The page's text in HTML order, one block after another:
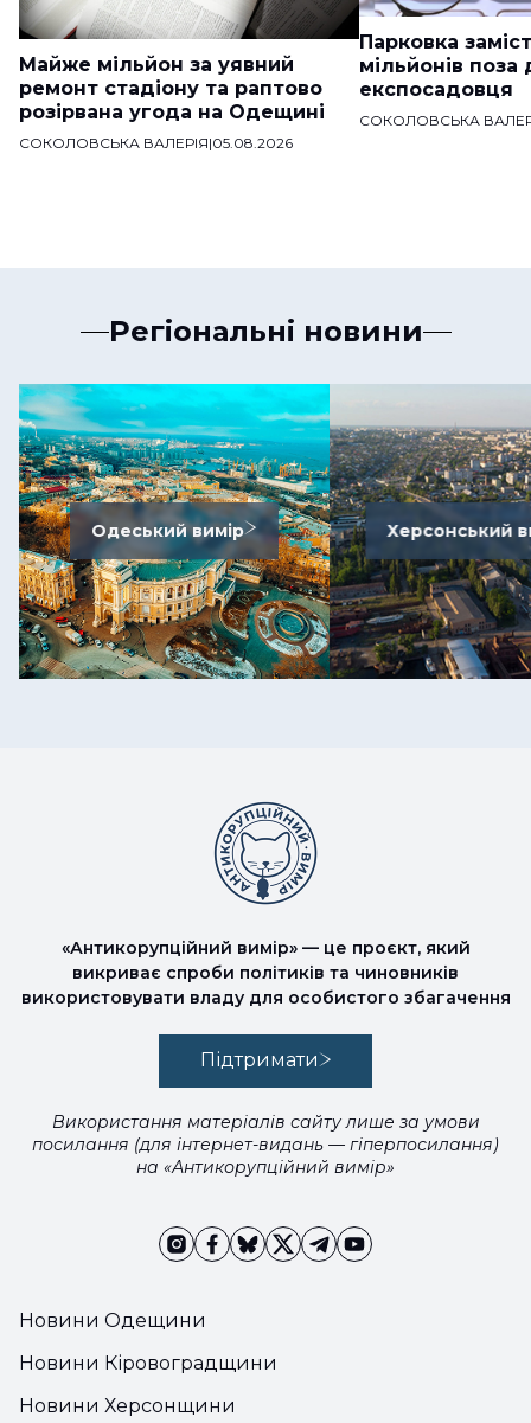
Майже мільйон за уявний
ремонт стадіону та раптово
розірвана угода на Одещині
СОКОЛОВСЬКА ВАЛЕРІЯ|05.08.2026
Парковка
мільйонів поза
експосадовця
СОКОЛОВСЬКА
Регіональні новини
Одеський вимір Херсонський
Новини Одещини
Новини Кіровоградщини
Новини Херсонщини
«Антикорупційний вимір» — це проєкт, який
викриває спроби політиків та чиновників
використовувати владу для особистого збагачення
Підтримати
Використання матеріалів сайту лише за умови
посилання (для інтернет-видань — гіперпосилання)
на «Антикорупційний вимір»